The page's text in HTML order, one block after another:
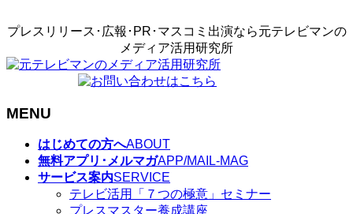
プレスリリース･広報･PR･マスコミ出演なら元テレビマンの
メディア活用研究所
MENU
はじめての方へABOUT
無料アプリ･メルマガAPP/MAIL-MAG
サービス案内SERVICE
テレビ活用「７つの極意」セミナー
プレスマスター養成講座